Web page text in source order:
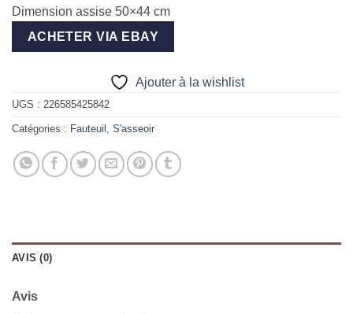
Dimension assise 50×44 cm
ACHETER VIA EBAY
Ajouter à la wishlist
UGS : 226585425842
Catégories : Fauteuil S'asseoir
AVIS (0)
Avis